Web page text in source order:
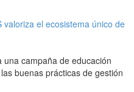
valoriza el ecosistema único de
campaña de educación
buenas prácticas de gestión